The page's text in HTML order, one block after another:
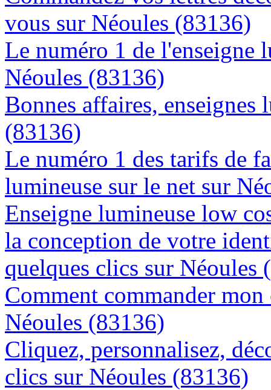
vous sur Néoules (83136)
Le numéro 1 de l'enseigne
Néoules (83136)
Bonnes affaires, enseignes
(83136)
Le numéro 1 des tarifs de
lumineuse sur le net sur
Enseigne lumineuse low
la conception de votre
quelques clics sur Néoules
Comment commander
Néoules (83136)
Cliquez, personnalisez,
clics sur Néoules (83136)